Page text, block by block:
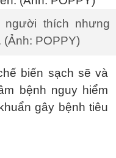
thích nhưng
POPPY)
biến sạch sẽ và
bệnh nguy hiểm
gây bệnh tiêu